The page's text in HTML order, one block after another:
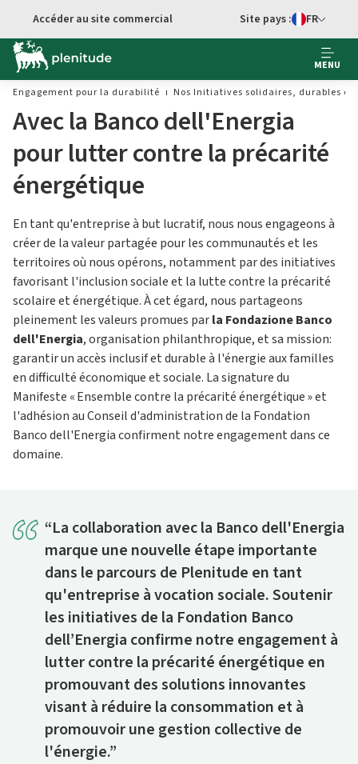
Aller au contenu principal
Accéder au site commercial
Sélecteur de
Site pays : FR
MENU
Engagement pour la durabilité
Nos Initiatives solidaires, durables et
Avec la Banco dell'Energia
pour lutter contre la précarité
énergétique
En tant qu'entreprise à but lucratif, nous nous engageons à
créer de la valeur partagée pour les communautés et les
territoires où nous opérons, notamment par des initiatives
favorisant l'inclusion sociale et la lutte contre la précarité
scolaire et énergétique. À cet égard, nous partageons
pleinement les valeurs promues parla Fondazione Banco
dell'Energia, organisation philanthropique, et sa mission:
garantir un accès inclusif et durable à l'énergie aux familles
en difficulté économique et sociale. La signature du
Manifeste « Ensemble contre la précarité énergétique » et
l'adhésion au Conseil d'administration de la Fondation
Banco dell'Energia confirment notre engagement dans ce
domaine.
“La collaboration avec la Banco dell'Energia
marque une nouvelle étape importante
dans le parcours de Plenitude en tant
qu'entreprise à vocation sociale. Soutenir
les initiatives de la Fondation Banco
dell’Energia confirme notre engagement à
lutter contre la précarité énergétique en
promouvant des solutions innovantes
visant à réduire la consommation et à
promouvoir une gestion collective de
l'énergie.”